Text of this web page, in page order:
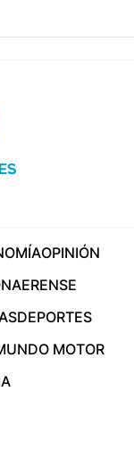
OPINIÓN
DEPORTES
MOTOR